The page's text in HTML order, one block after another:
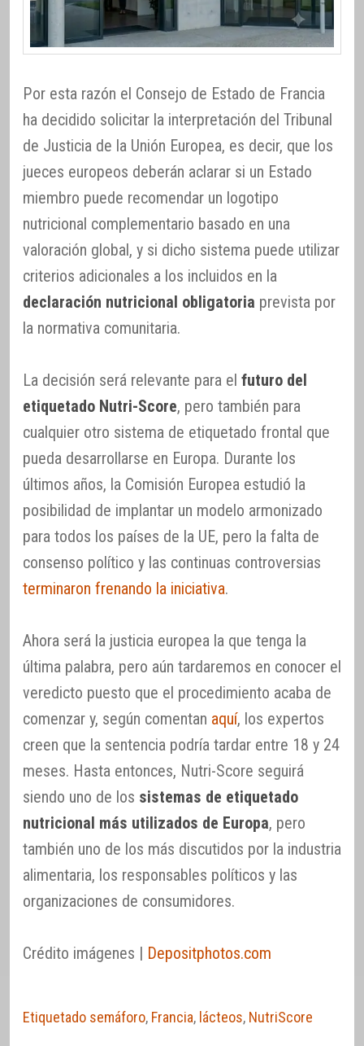
Por esta razón el Consejo de Estado de Francia
ha decidido solicitar la interpretación del Tribunal
de Justicia de la Unión Europea, es decir, que los
jueces europeos deberán aclarar si un Estado
miembro puede recomendar un logotipo
nutricional complementario basado en una
valoración global, y si dicho sistema puede utilizar
criterios adicionales a los incluidos en la
declaración nutricional obligatoria prevista por
la normativa comunitaria.
La decisión será relevante para el futuro del
etiquetado Nutri-Score, pero también para
cualquier otro sistema de etiquetado frontal que
pueda desarrollarse en Europa. Durante los
últimos años, la Comisión Europea estudió la
posibilidad de implantar un modelo armonizado
para todos los países de la UE, pero la falta de
consenso político y las continuas controversias
terminaron frenando la iniciativa.
Ahora será la justicia europea la que tenga la
última palabra, pero aún tardaremos en conocer el
veredicto puesto que el procedimiento acaba de
comenzar y, según comentan aquí, los expertos
creen que la sentencia podría tardar entre 18 y 24
meses. Hasta entonces, Nutri-Score seguirá
siendo uno de los sistemas de etiquetado
nutricional más utilizados de Europa, pero
también uno de los más discutidos por la industria
alimentaria, los responsables políticos y las
organizaciones de consumidores.
Crédito imágenes | Depositphotos.com
Etiquetado semáforo, Francia, lácteos, NutriScore